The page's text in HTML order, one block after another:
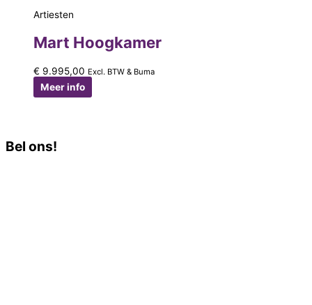
Artiesten
Mart Hoogkamer
€ 9.995,00 Excl. BTW & Buma
Meer info
Bel ons!